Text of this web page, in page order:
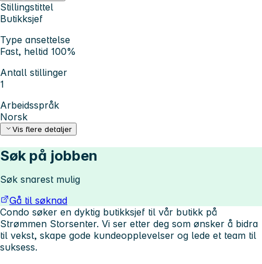
Stillingstittel
Butikksjef
Type ansettelse
Fast, heltid 100%
Antall stillinger
1
Arbeidsspråk
Norsk
Vis flere detaljer
Søk på jobben
Søk snarest mulig
Gå til søknad
Condo søker en dyktig butikksjef til vår butikk på
Strømmen Storsenter. Vi ser etter deg som ønsker å bidra
til vekst, skape gode kundeopplevelser og lede et team til
suksess.